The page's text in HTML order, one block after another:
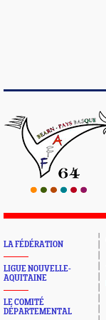
LA FÉDÉRATION
LIGUE NOUVELLE-
AQUITAINE
LE COMITÉ
DÉPARTEMENTAL